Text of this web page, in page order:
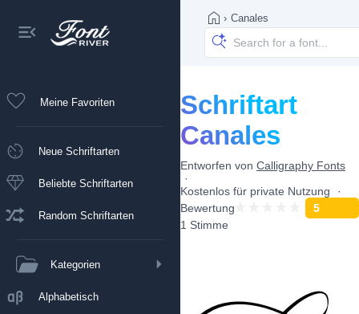
Meine Favoriten
Neue Schriftarten
Beliebte Schriftarten
Random Schriftarten
Kategorien
Alphabetisch
› Canales
Schriftart
Canales
Entworfen von Calligraphy Fonts
Kostenlos für private Nutzung
Bewertung
5
1 Stimme